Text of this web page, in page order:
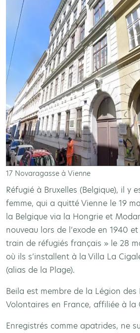
17 Novaragasse à Vienne
Réfugié à Bruxelles (Belgique), il y
femme, qui a quitté Vienne le 19
la Belgique via la Hongrie et
nouveau lors de l’exode en 1940
train de réfugiés français » le 28
où ils s’installent à la Villa La
(alias de la Plage).
Beila est membre de la Légion des
Volontaires en France, affiliée à la
Enregistrés comme apatrides, ne